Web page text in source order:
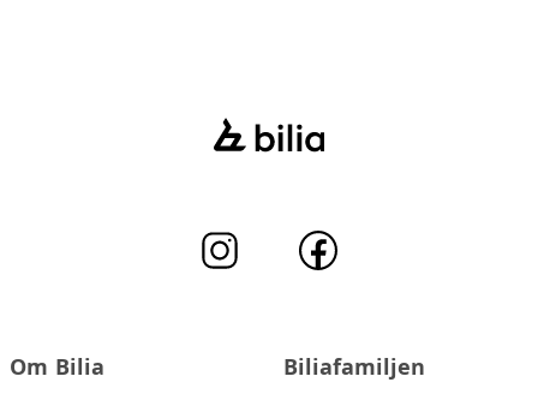
Om Bilia Biliafamiljen